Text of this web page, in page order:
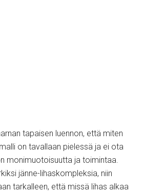
tapaisen luennon, että miten
on tavallaan pielessä ja ei ota
monimuotoisuutta ja toimintaa.
jänne-lihaskompleksia, niin
tarkalleen, että missä lihas alkaa